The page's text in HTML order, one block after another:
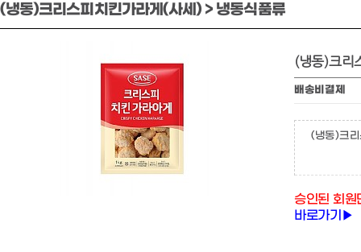
(냉동)크리스피치킨가라게(사세) > 냉동식품류
(냉동)크리
배송비결제
(냉동)크
승인된 회원
바로가기▶